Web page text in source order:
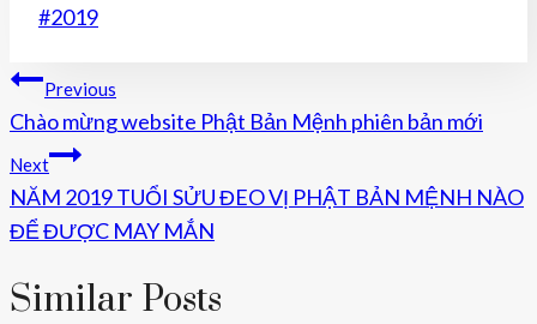
Post
#2019
Điều
Hướng
Bài
Viết
Previous
Chào mừng website Phật Bản Mệnh phiên bản mới
Next
NĂM 2019 TUỔI SỬU ĐEO VỊ PHẬT BẢN MỆNH NÀO
ĐỂ ĐƯỢC MAY MẮN
Similar Posts